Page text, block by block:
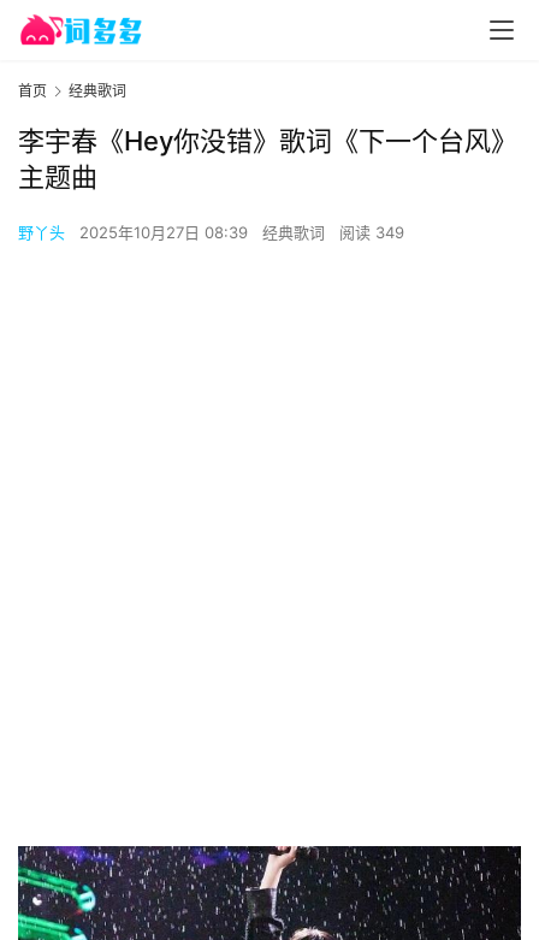
首页 经典歌词
李宇春《Hey你没错》歌词《下一个台风》
主题曲
野丫头 2025年10月27日 08:39 经典歌词 阅读 349